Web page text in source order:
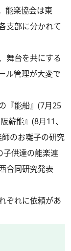
能楽協会は東
支部に分かれて
舞台を共にする
ル管理が大変で
『能船』(7月25
薪能』(8月11、
のお囃子の研究
子供達の能楽連
合同研究発表
ぞれに依頼があ